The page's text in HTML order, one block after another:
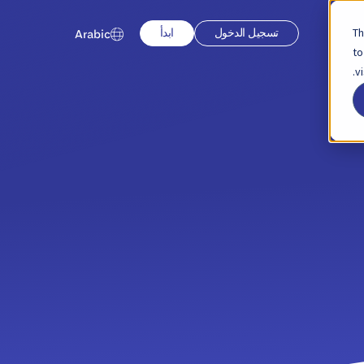
تسجيل الدخول ابدأ Arabic